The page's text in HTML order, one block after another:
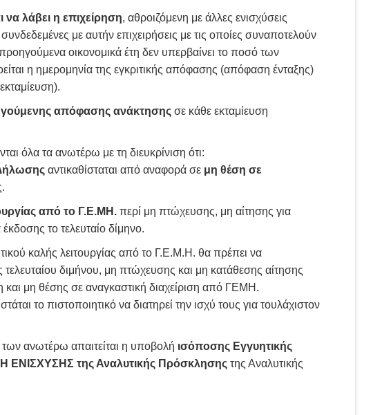
λάβει η επιχείρηση, αθροιζόμενη με άλλες ενισχύσεις
με αυτήν επιχειρήσεις με τις οποίες συναποτελούν
οικονομικά έτη δεν υπερβαίνει το ποσό των
η ημερομηνία της εγκριτικής απόφασης (απόφαση ένταξης)
απόφασης ανάκτησης σε κάθε εκταμίευση
όλα τα ανωτέρω με τη διευκρίνιση ότι:
αντικαθίσταται από αναφορά σε μη θέση σε
από το Γ.Ε.ΜΗ. περί μη πτώχευσης, μη αίτησης για
το τελευταίο δίμηνο.
καλής λειτουργίας από το Γ.Ε.Μ.Η. θα πρέπει να
τελευταίου διμήνου, μη πτώχευσης και μη κατάθεσης αίτησης
μη θέσης σε αναγκαστική διαχείριση από ΓΕΜΗ.
το πιστοποιητικό να διατηρεί την ισχύ τους για τουλάχιστον
ανωτέρω απαιτείται η υποβολή ισόποσης Εγγυητικής
της Αναλυτικής Πρόσκλησηςτης Αναλυτικής